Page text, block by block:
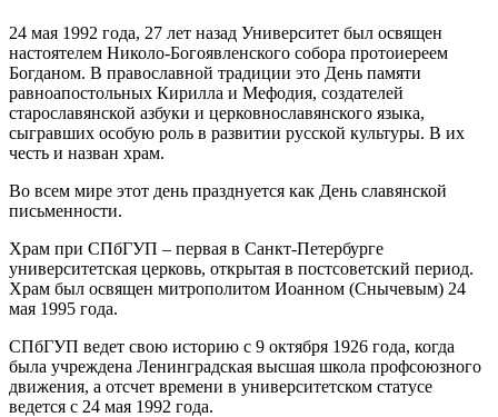
24 мая 1992 года, 27 лет назад Университет был освящен
настоятелем Николо-Богоявленского собора протоиереем
Богданом. В православной традиции это День памяти
равноапостольных Кирилла и Мефодия, создателей
старославянской азбуки и церковнославянского языка,
сыгравших особую роль в развитии русской культуры. В их
честь и назван храм.
Во всем мире этот день празднуется как День славянской
письменности.
Храм при СПбГУП – первая в Санкт-Петербурге
университетская церковь, открытая в постсоветский период.
Храм был освящен митрополитом Иоанном (Снычевым) 24
мая 1995 года.
СПбГУП ведет свою историю с 9 октября 1926 года, когда
была учреждена Ленинградская высшая школа профсоюзного
движения, а отсчет времени в университетском статусе
ведется с 24 мая 1992 года.